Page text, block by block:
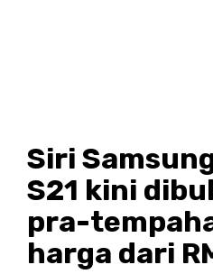
Siri
S21 kini
pra-
harga dari